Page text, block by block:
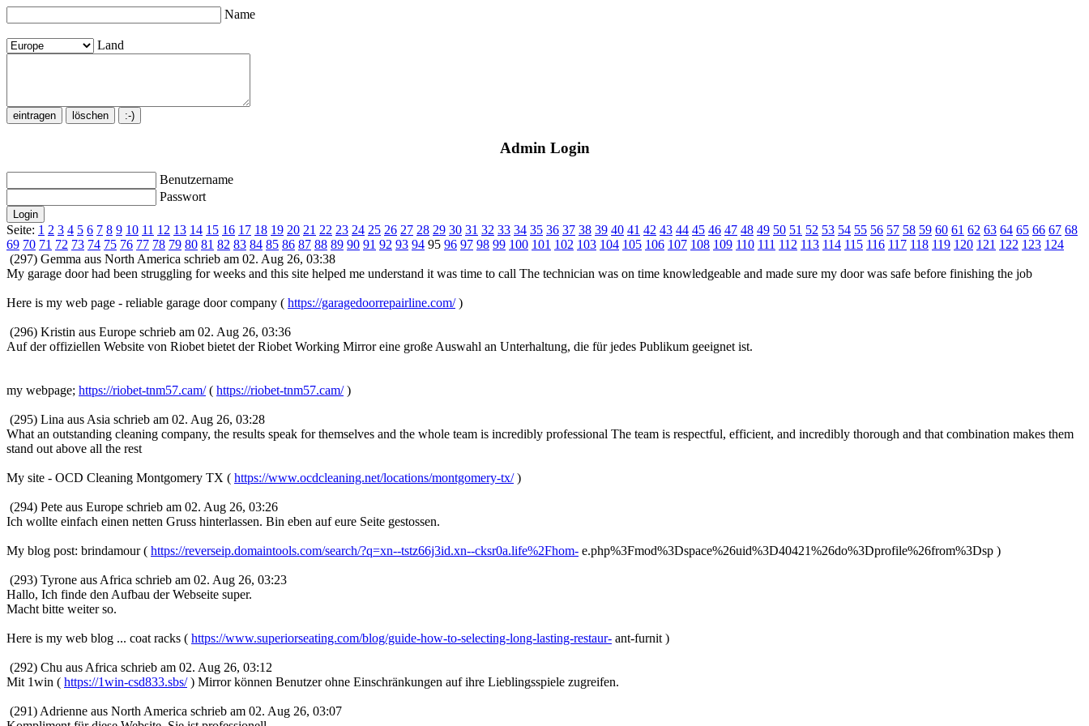
Name
Land
Admin Login
Benutzername
Passwort
Seite: 1 2 3 4 5 6 7 8 9 10 11 12 13 14 15 16 17 18 19 20 21 22 23 24 25 26 27 28 29 30 31 32 33 34 35 36 37 38 39 40 41 42 43 44 45 46 47 48 49 50 51 52 53 54 55 56 57 58 59 60 61 62 63 64 65 66 67 68
69 70 71 72 73 74 75 76 77 78 79 80 81 82 83 84 85 86 87 88 89 90 91 92 93 94 95 96 97 98 99 100 101 102 103 104 105 106 107 108 109 110 111 112 113 114 115 116 117 118 119 120 121 122 123 124
(297) Gemma aus North America schrieb am 02. Aug 26, 03:38
My garage door had been struggling for weeks and this site helped me understand it was time to call The technician was on time knowledgeable and made sure my door was safe before finishing the job
Here is my web page - reliable garage door company ( https://garagedoorrepairline.com/)
(296) Kristin aus Europe schrieb am 02. Aug 26, 03:36
Auf der offiziellen Website von Riobet bietet der Riobet Working Mirror eine große Auswahl an Unterhaltung, die für jedes Publikum geeignet ist.
my webpage; https://riobet-tnm57.cam/( https://riobet-tnm57.cam/)
(295) Lina aus Asia schrieb am 02. Aug 26, 03:28
What an outstanding cleaning company, the results speak for themselves and the whole team is incredibly professional The team is respectful, efficient, and incredibly thorough and that combination makes them
stand out above all the rest
My site - OCD Cleaning Montgomery TX ( https://www.ocdcleaning.net/locations/montgomery-tx/)
(294) Pete aus Europe schrieb am 02. Aug 26, 03:26
Ich wollte einfach einen netten Gruss hinterlassen. Bin eben auf eure Seite gestossen.
My blog post: brindamour ( https://reverseip.domaintools.com/search/?q=xn--tstz66j3id.xn--cksr0a.life%2Fhom- e.php%3Fmod%3Dspace%26uid%3D40421%26do%3Dprofile%26from%3Dsp )
(293) Tyrone aus Africa schrieb am 02. Aug 26, 03:23
Hallo, Ich finde den Aufbau der Webseite super.
Macht bitte weiter so.
Here is my web blog ... coat racks ( https://www.superiorseating.com/blog/guide-how-to-selecting-long-lasting-restaur- ant-furnit )
(292) Chu aus Africa schrieb am 02. Aug 26, 03:12
Mit 1win ( https://1win-csd833.sbs/) Mirror können Benutzer ohne Einschränkungen auf ihre Lieblingsspiele zugreifen.
(291) Adrienne aus North America schrieb am 02. Aug 26, 03:07